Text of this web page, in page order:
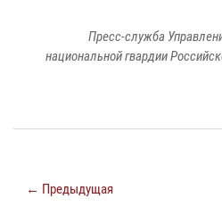
Пресс-служба
национальной гвардии
← Предыдущая